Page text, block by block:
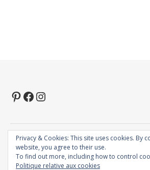
Pinterest
Facebook
Instagram
2026
Thème Ashe parWP
Privacy & Cookies: This site uses cookies. By
website, you agree to their use.
To find out more, including how to control
Politique relative aux cookies